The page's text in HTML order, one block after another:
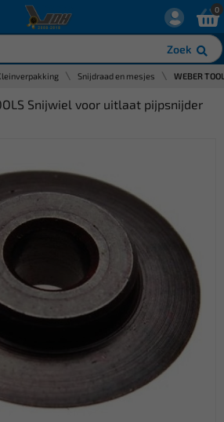
Zoek
0
Snijdraad en mesjes WEBER
Snijwiel voor uitlaat pijpsnijder